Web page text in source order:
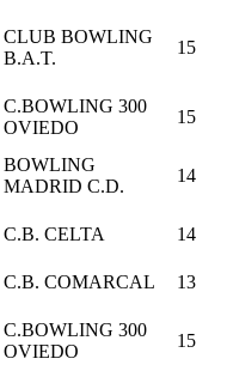
CLUB BOWLING
B.A.T.
15
C.BOWLING 300
OVIEDO
15
BOWLING
MADRID C.D.
14
C.B. CELTA
14
C.B. COMARCAL
13
C.BOWLING 300
OVIEDO
15